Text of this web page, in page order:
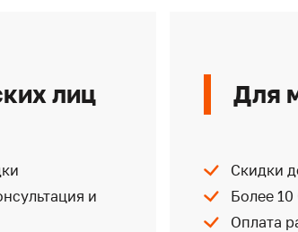
лиц
и
Для
Скидки
Более
Оплата